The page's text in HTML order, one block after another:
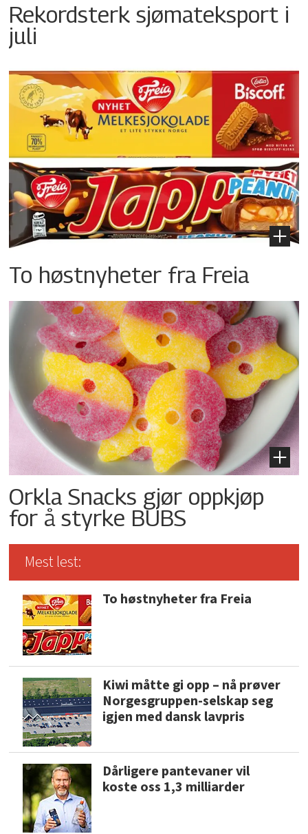
Rekordsterk sjømateksport i
juli
To høstnyheter fra Freia
Orkla Snacks gjør oppkjøp
for å styrke BUBS
Mest lest:
To høstnyheter fra Freia
Kiwi måtte gi opp – nå prøver
Norgesgruppen-selskap seg
igjen med dansk lavpris
Dårligere pantevaner vil
koste oss 1,3 milliarder